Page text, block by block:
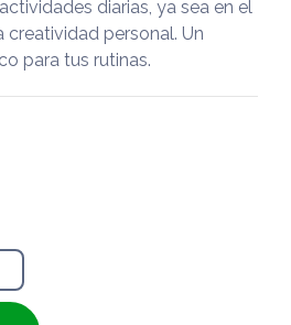
diarias, ya sea en el
creatividad personal. Un
para tus rutinas.